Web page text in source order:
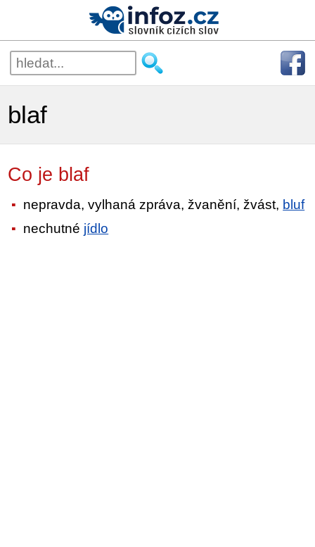
blaf
Co je blaf
nepravda, vylhaná zpráva, žvanění, žvást, bluf
nechutné jídlo